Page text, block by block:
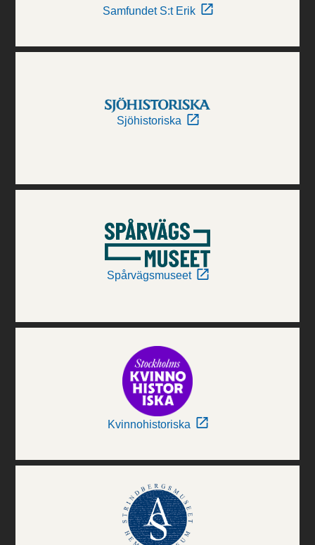
Samfundet S:t Erik
Sjöhistoriska
Spårvägsmuseet
Kvinnohistoriska